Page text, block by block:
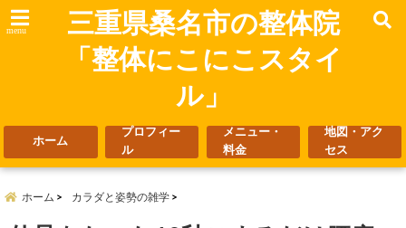
menu
三重県桑名市の整体院
「整体にこにこスタイ
ル」
ホーム
プロフィー
ル
メニュー・
料金
地図・アク
セス
ホーム カラダと姿勢の雑学